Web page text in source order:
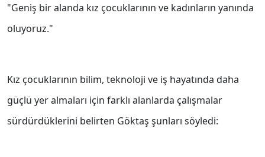
"Geniş bir alanda kız çocuklarının ve kadınların yanında
oluyoruz."
Kız çocuklarının bilim, teknoloji ve iş hayatında daha
güçlü yer almaları için farklı alanlarda çalışmalar
sürdürdüklerini belirten Göktaş şunları söyledi: